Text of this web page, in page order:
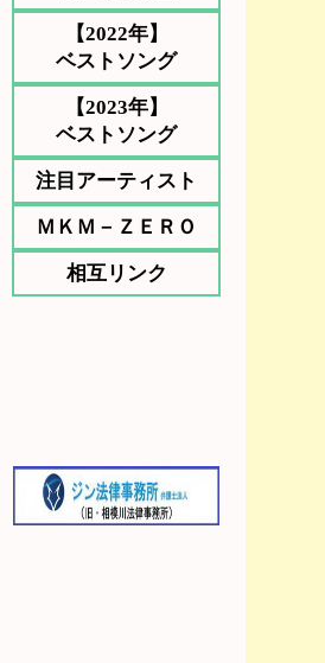
【2022年】
ベストソング
【2023年】
ベストソング
注目アーティスト
ＭＫＭ－ＺＥＲＯ
相互リンク